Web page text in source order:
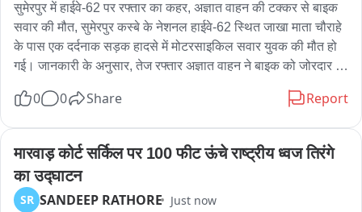
सुमेरपुर में हाईवे-62 पर रफ्तार का कहर, अज्ञात वाहन की टक्कर से बाइक
सवार की मौत, सुमेरपुर कस्बे के नेशनल हाईवे-62 स्थित जाखा माता चौराहे
के पास एक दर्दनाक सड़क हादसे में मोटरसाइकिल सवार युवक की मौत हो
गई। जानकारी के अनुसार, तेज रफ्तार अज्ञात वाहन ने बाइक को जोरदार
मिलते ही सुमेरपुर सदर थाना पुलिस मौके पर पहुंची और शव को कब्जे में
के सब इंस्पेक्टर कैलाश चंद्र चौधरी कर रहे हैं। पुलिस ने घटनास्थल के
आसपास स्थित ढाबों पर लगे सीसीटीवी कैमरों की फुटेज खंगालनी शुरू कर
दी है, ताकि टक्कर मारने वाले अज्ञात वाहन की पहचान कर उसे जल्द
गिरफ्तार किया जा सके। फिलहाल मृतक की शिनाख्त एवं हादसे के कारणों
0 0 Share Report
मारवाड़ कोर्ट सर्किल पर 100 फीट ऊंचे राष्ट्रीय ध्वज तिरंगे
का उद्घाटन
SR SANDEEP RATHORE Just now